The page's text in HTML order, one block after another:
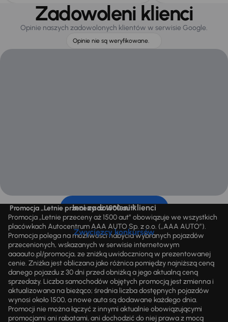
Zadowoleni klienci
Opinie naszych zadowolonych klientów w serwisie Google.
Opinie nie są weryfikowane.
Inni zadowoleni klienci
Zwycięzcy konkursów
Promocja „Letnie przeceny aż 1500 aut”
Promocja „Letnie przeceny aż 1500 aut” obowiązuje we wszystkich
placówkach Autocentrum AAA AUTO Sp. z o.o. („AAA AUTO”).
Promocja polega na możliwości nabycia wybranych pojazdów
przecenionych, wskazanych w serwisie internetowym
aaaauto.pl/promocja, ze zniżką uwidocznioną w prezentowanej
cenie. Zniżka jest obliczana jako różnica pomiędzy najniższą ceną
danego pojazdu z 30 dni przed obniżką a jego aktualną ceną
sprzedaży. Liczba samochodów objętych promocją jest zmienna i
aktualizowana na bieżąco; średnia liczba dostępnych pojazdów
wynosi około 1500, a nowe auta są dodawane każdego dnia.
Promocji nie można łączyć z innymi aktualnie obowiązującymi
promocjami ani rabatami, ani dochodzić do niej prawa z mocą